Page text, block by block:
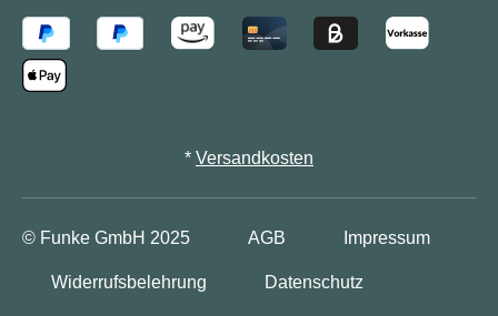
* Versandkosten
© Funke GmbH 2025 AGB Impressum
Widerrufsbelehrung Datenschutz